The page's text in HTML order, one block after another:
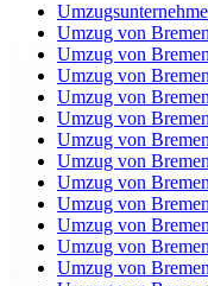
Umzug von
Umzug von
Umzug von
Umzug von
Umzug von
Umzug von
Umzug von
Umzug von
Umzug von
Umzug von
Umzug von
Umzug von